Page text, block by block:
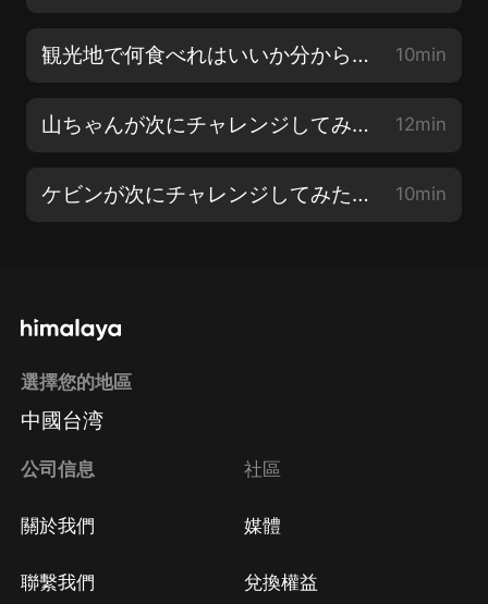
観光地で何食べれはいいか分からなくなる現象 10min
山ちゃんが次にチャレンジしてみたい事 12min
ケビンが次にチャレンジしてみたい事 10min
選擇您的地區
中國台湾
公司信息
關於我們
聯繫我們
社區
媒體
兌換權益